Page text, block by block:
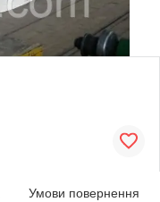
Умови повернення